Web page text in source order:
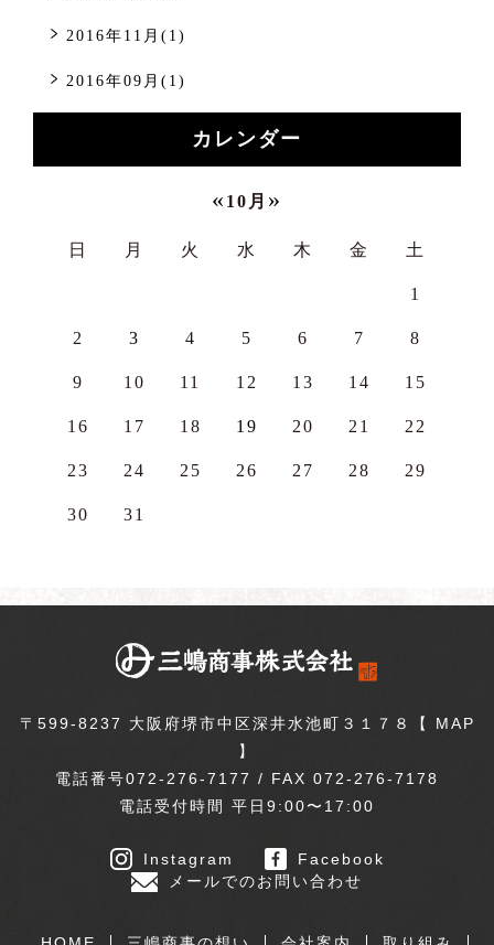
2016年11月(1)
2016年09月(1)
カレンダー
« 10月 »
日 月 火 水 木 金 土
1
2 3 4 5 6 7 8
9 10 11 12 13 14 15
16 17 18 19 20 21 22
23 24 25 26 27 28 29
30 31
〒599-8237 大阪府堺市中区深井水池町３１７８【 MAP
】
電話番号072-276-7177 / FAX 072-276-7178
電話受付時間 平日9:00〜17:00
Instagram
Facebook
メールでのお問い合わせ